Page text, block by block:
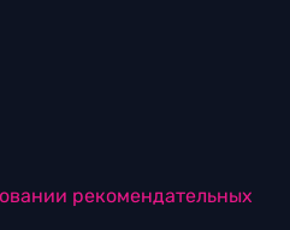
рекомендательных